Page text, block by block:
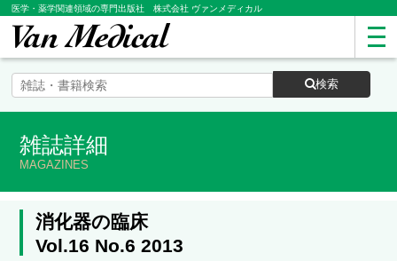
医学・薬学関連領域の専門出版社 株式会社 ヴァンメディカル
検索
雑誌詳細
MAGAZINES
消化器の臨床
Vol.16 No.6 2013